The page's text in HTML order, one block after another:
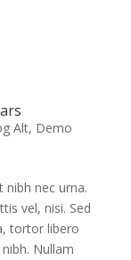
Alt, Demo
nibh nec urna.
vel, nisi. Sed
tortor libero
Nullam